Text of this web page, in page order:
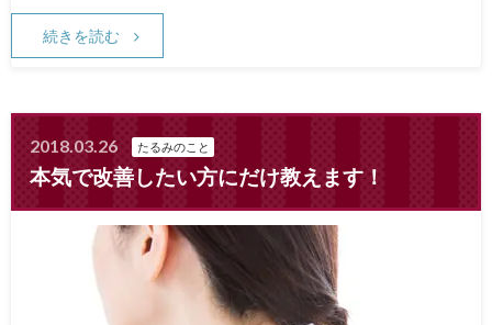
続きを読む
2018.03.26 たるみのこと
本気で改善したい方にだけ教えます！